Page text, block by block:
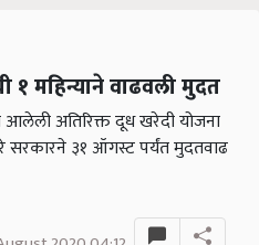
१ महिन्याने वाढवली मुदत
आलेली अतिरिक्त दूध खरेदी योजना
सरकारने ३१ ऑगस्ट पर्यंत मुदतवाढ